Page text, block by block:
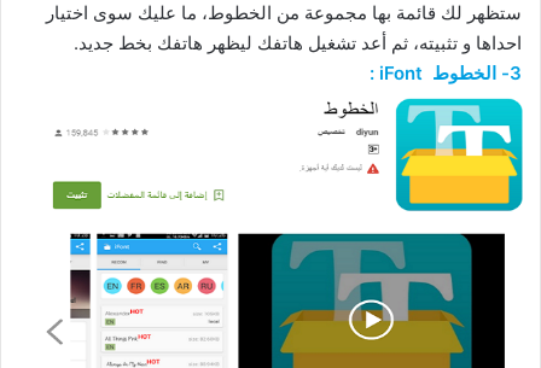
ستظهر لك قائمة بها مجموعة من الخطوط، ما عليك سوى اختيار
احداها و تثبيته، ثم أعد تشغيل هاتفك ليظهر هاتفك بخط جديد.
3- الخطوط iFont :